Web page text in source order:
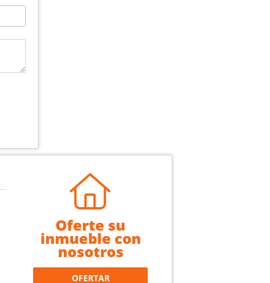
Oferte su
inmueble con
nosotros
OFERTAR